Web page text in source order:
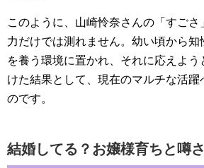
このように、山崎怜奈さんの「すご
力だけでは測れません。幼い頃から
を養う環境に置かれ、それに応えよ
けた結果として、現在のマルチな活躍
のです。
結婚してる？お嬢様育ちと噂